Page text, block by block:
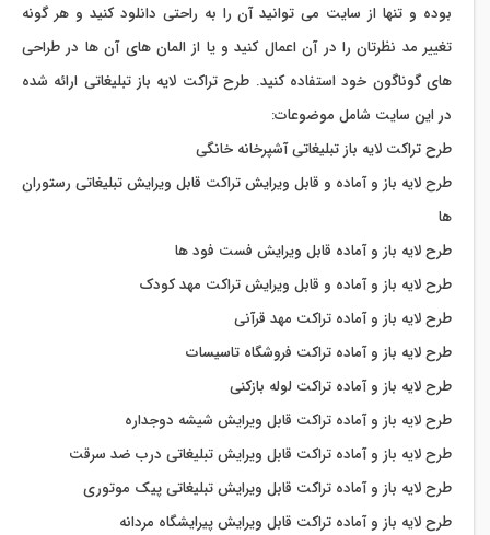
بوده و تنها از سایت می توانید آن را به راحتی دانلود کنید و هر گونه
تغییر مد نظرتان را در آن اعمال کنید و یا از المان های آن ها در طراحی
های گوناگون خود استفاده کنید. طرح تراکت لایه باز تبلیغاتی ارائه شده
در این سایت شامل موضوعات:
طرح تراکت لایه باز تبلیغاتی آشپرخانه خانگی
طرح لایه باز و آماده و قابل ویرایش تراکت قابل ویرایش تبلیغاتی رستوران
ها
طرح لایه باز و آماده قابل ویرایش فست فود ها
طرح لایه باز و آماده و قابل ویرایش تراکت مهد کودک
طرح لایه باز و آماده تراکت مهد قرآنی
طرح لایه باز و آماده تراکت فروشگاه تاسیسات
طرح لایه باز و آماده تراکت لوله بازکنی
طرح لایه باز و آماده تراکت قابل ویرایش شیشه دوجداره
طرح لایه باز و آماده تراکت قابل ویرایش تبلیغاتی درب ضد سرقت
طرح لایه باز و آماده تراکت قابل ویرایش تبلیغاتی پیک موتوری
طرح لایه باز و آماده تراکت قابل ویرایش پیرایشگاه مردانه